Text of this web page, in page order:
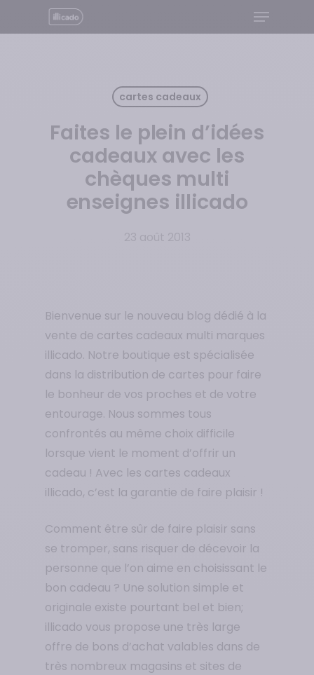
Menu
cartes cadeaux
Faites le plein d’idées
cadeaux avec les
chèques multi
enseignes illicado
23 août 2013
Bienvenue sur le nouveau blog dédié à la
vente de cartes cadeaux multi marques
illicado. Notre boutique est spécialisée
dans la distribution de cartes pour faire
le bonheur de vos proches et de votre
entourage. Nous sommes tous
confrontés au même choix difficile
lorsque vient le moment d’offrir un
cadeau ! Avec les cartes cadeaux
illicado, c’est la garantie de faire plaisir !
Comment être sûr de faire plaisir sans
se tromper, sans risquer de décevoir la
personne que l’on aime en choisissant le
bon cadeau ? Une solution simple et
originale existe pourtant bel et bien;
illicado vous propose une très large
offre de bons d’achat valables dans de
très nombreux magasins et sites de